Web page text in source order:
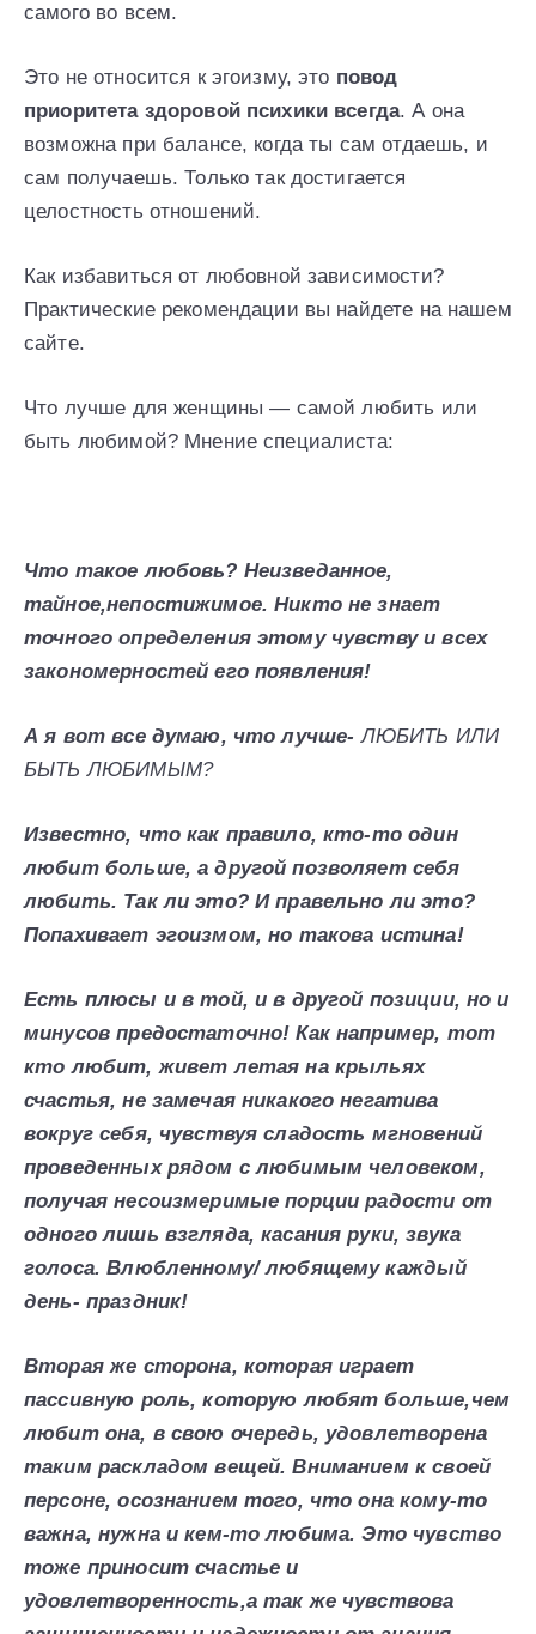
самого во всем.
Это не относится к эгоизму, это повод
приоритета здоровой психики всегда. А она
возможна при балансе, когда ты сам отдаешь, и
сам получаешь. Только так достигается
целостность отношений.
Как избавиться от любовной зависимости?
Практические рекомендации вы найдете на нашем
сайте.
Что лучше для женщины — самой любить или
быть любимой? Мнение специалиста:
Что такое любовь? Неизведанное,
тайное,непостижимое. Никто не знает
точного определения этому чувству и всех
закономерностей его появления!
А я вот все думаю, что лучше- ЛЮБИТЬ ИЛИ
БЫТЬ ЛЮБИМЫМ?
Известно, что как правило, кто-то один
любит больше, а другой позволяет себя
любить. Так ли это? И правельно ли это?
Попахивает эгоизмом, но такова истина!
Есть плюсы и в той, и в другой позиции, но и
минусов предостаточно! Как например, тот
кто любит, живет летая на крыльях
счастья, не замечая никакого негатива
вокруг себя, чувствуя сладость мгновений
проведенных рядом с любимым человеком,
получая несоизмеримые порции радости от
одного лишь взгляда, касания руки, звука
голоса. Влюбленному/ любящему каждый
день- праздник!
Вторая же сторона, которая играет
пассивную роль, которую любят больше,чем
любит она, в свою очередь, удовлетворена
таким раскладом вещей. Вниманием к своей
персоне, осознанием того, что она кому-то
важна, нужна и кем-то любима. Это чувство
тоже приносит счастье и
удовлетворенность,а так же чувствова